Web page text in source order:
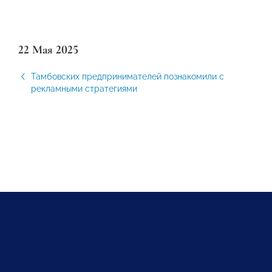
22 Мая 2025
Тамбовских предпринимателей познакомили с
рекламными стратегиями